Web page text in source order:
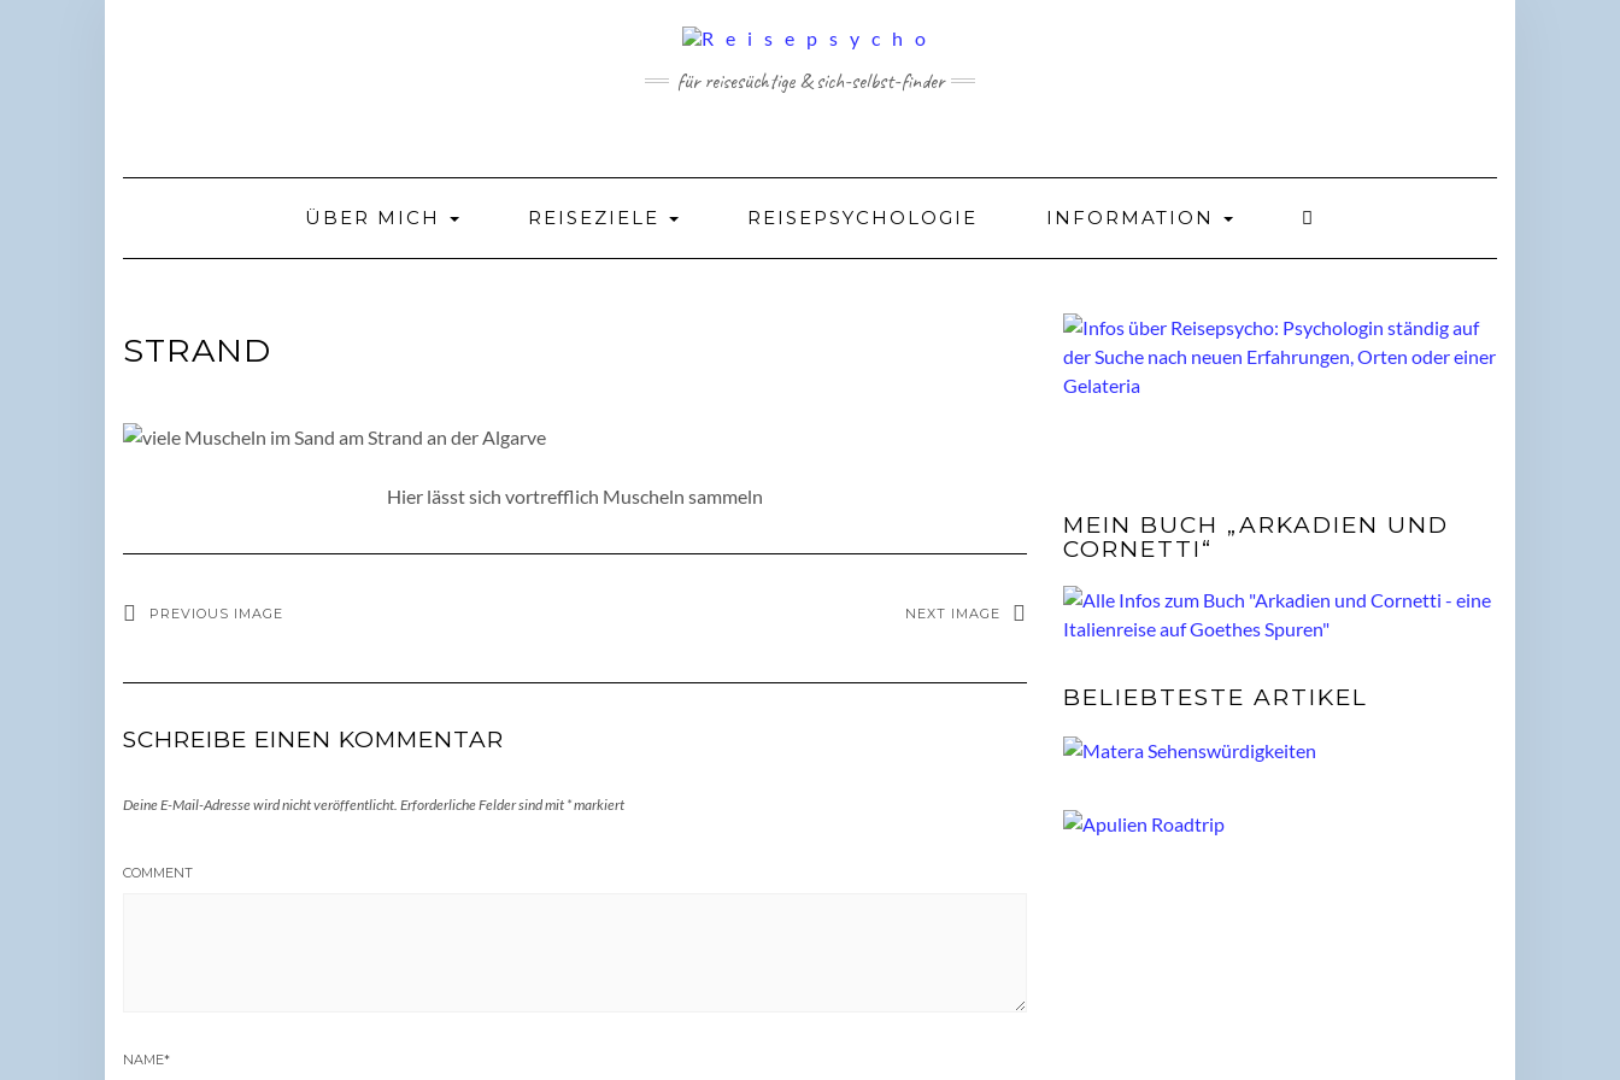
für reisesüchtige & sich-selbst-finder
ÜBER MICH REISEZIELE REISEPSYCHOLOGIE INFORMATION
STRAND
Hier lässt sich vortrefflich Muscheln sammeln
PREVIOUS IMAGE NEXT IMAGE
SCHREIBE EINEN KOMMENTAR
Deine E-Mail-Adresse wird nicht veröffentlicht. Erforderliche Felder sind mit *markiert
COMMENT
NAME*
MEIN BUCH „ARKADIEN UND
CORNETTI“
BELIEBTESTE ARTIKEL